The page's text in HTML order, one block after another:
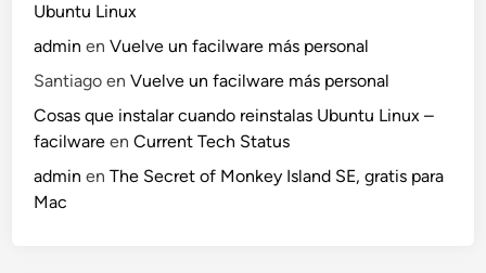
Ubuntu Linux
admin enVuelve un facilware más personal
Santiago enVuelve un facilware más personal
Cosas que instalar cuando reinstalas Ubuntu Linux –
facilware enCurrent Tech Status
admin enThe Secret of Monkey Island SE, gratis para
Mac